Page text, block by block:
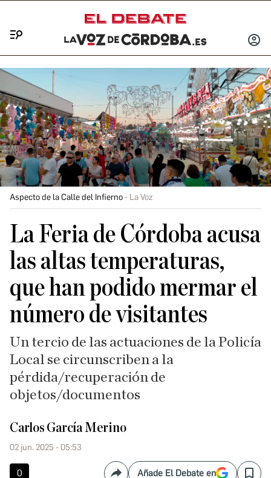
INICIAR
Aspecto de la Calle del Infierno La Voz
La Feria de Córdoba acusa
las altas temperaturas,
que han podido mermar el
número de visitantes
Un tercio de las actuaciones de la Policía
Local se circunscriben a la
pérdida/recuperación de
objetos/documentos
Carlos García Merino
02 jun. 2025 - 05:53
0 Añade El Debate en